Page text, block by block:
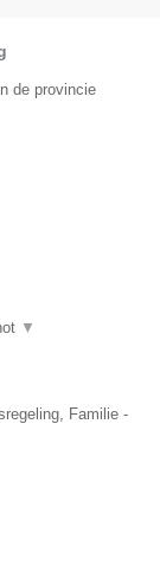
de provincie
▼
Familie -